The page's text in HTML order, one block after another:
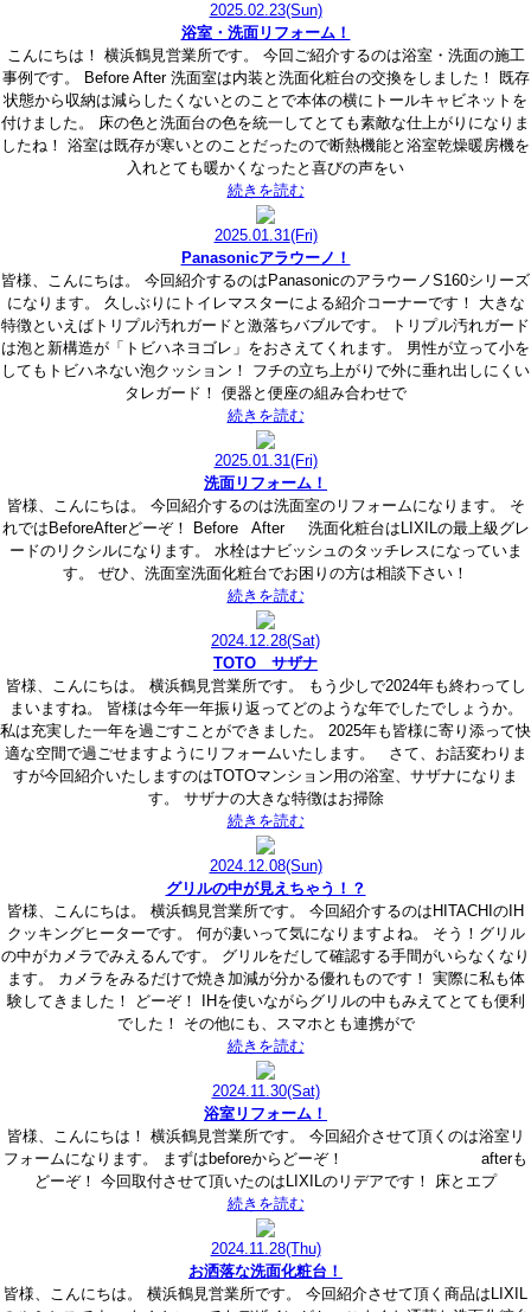
2025.02.23(Sun)
浴室・洗面リフォーム！
こんにちは！ 横浜鶴見営業所です。 今回ご紹介するのは浴室・洗面の施工
事例です。 Before After 洗面室は内装と洗面化粧台の交換をしました！ 既存
状態から収納は減らしたくないとのことで本体の横にトールキャビネットを
付けました。 床の色と洗面台の色を統一してとても素敵な仕上がりになりま
したね！ 浴室は既存が寒いとのことだったので断熱機能と浴室乾燥暖房機を
入れとても暖かくなったと喜びの声をい
続きを読む
2025.01.31(Fri)
Panasonicアラウーノ！
皆様、こんにちは。 今回紹介するのはPanasonicのアラウーノS160シリーズ
になります。 久しぶりにトイレマスターによる紹介コーナーです！ 大きな
特徴といえばトリプル汚れガードと激落ちバブルです。 トリプル汚れガード
は泡と新構造が「トビハネヨゴレ」をおさえてくれます。 男性が立って小を
してもトビハネない泡クッション！ フチの立ち上がりで外に垂れ出しにくい
タレガード！ 便器と便座の組み合わせで
続きを読む
2025.01.31(Fri)
洗面リフォーム！
皆様、こんにちは。 今回紹介するのは洗面室のリフォームになります。 そ
れではBeforeAfterどーぞ！ Before After 洗面化粧台はLIXILの最上級グレ
ードのリクシルになります。 水栓はナビッシュのタッチレスになっていま
す。 ぜひ、洗面室洗面化粧台でお困りの方は相談下さい！
続きを読む
2024.12.28(Sat)
TOTO サザナ
皆様、こんにちは。 横浜鶴見営業所です。 もう少しで2024年も終わってし
まいますね。 皆様は今年一年振り返ってどのような年でしたでしょうか。
私は充実した一年を過ごすことができました。 2025年も皆様に寄り添って快
適な空間で過ごせますようにリフォームいたします。 さて、お話変わりま
すが今回紹介いたしますのはTOTOマンション用の浴室、サザナになりま
す。 サザナの大きな特徴はお掃除
続きを読む
2024.12.08(Sun)
グリルの中が見えちゃう！？
皆様、こんにちは。 横浜鶴見営業所です。 今回紹介するのはHITACHIのIH
クッキングヒーターです。 何が凄いって気になりますよね。 そう！グリル
の中がカメラでみえるんです。 グリルをだして確認する手間がいらなくなり
ます。 カメラをみるだけで焼き加減が分かる優れものです！ 実際に私も体
験してきました！ どーぞ！ IHを使いながらグリルの中もみえてとても便利
でした！ その他にも、スマホとも連携がで
続きを読む
2024.11.30(Sat)
浴室リフォーム！
皆様、こんにちは！ 横浜鶴見営業所です。 今回紹介させて頂くのは浴室リ
フォームになります。 まずはbeforeからどーぞ！ afterも
どーぞ！ 今回取付させて頂いたのはLIXILのリデアです！ 床とエプ
続きを読む
2024.11.28(Thu)
お洒落な洗面化粧台！
皆様、こんにちは。 横浜鶴見営業所です。 今回紹介させて頂く商品はLIXIL